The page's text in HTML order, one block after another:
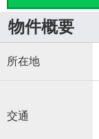
物件概要
所在地
交通